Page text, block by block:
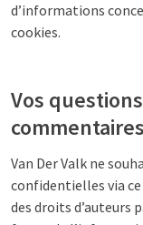
d’informations
cookies.
Vos
commentaires
Van Der Valk ne
confidentielles via
des droits d’auteurs